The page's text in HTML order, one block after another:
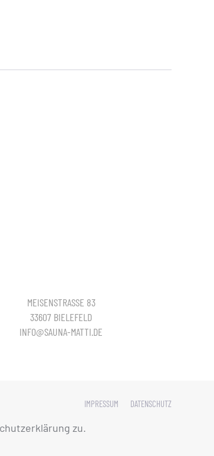
zu.
MEISENSTRASSE 83
33607 BIELEFELD
INFO@SAUNA-MATTI.DE
IMPRESSUM DATENSCHUTZ